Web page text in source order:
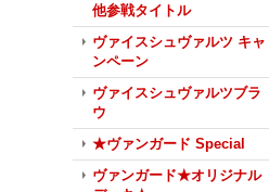
他参戦タイトル
ヴァイスシュヴァルツ キャ
ンペーン
ヴァイスシュヴァルツブラ
ウ
★ヴァンガード Special
ヴァンガード★オリジナル